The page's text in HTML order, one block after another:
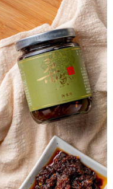
後會自動跳轉到大哥付的交易
繳款截止日，確認付款後即完
續交易確認頁面所載為準。
審核未通過，訂單將自動取
大哥付你分期系統評分，恕無
」於每月結算日後寄送繳費提
碼／台灣大直營門市／銀行轉
。
下簡稱本公司）所提供，讓
，並由商店將買賣／分期付款
帳單繳交帳款。
關係目的，商店將以您的個人
的支付方式。 讓您購物簡單
值。
帳。
將跳轉至「AFTEE先享後付」
完成結帳。
。
中的連結，可透過四大超商／
為交易完成。
但若您需要取消訂單，請聯絡
視為有效，需透過AFTEE先享
帳頁面顯示為準，若有關於
，可於會員專區綁定中華電信
抵消費金額 (1點等於1元)。